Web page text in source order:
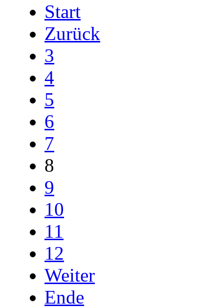
Start
Zurück
3
4
5
6
7
8
9
10
11
12
Weiter
Ende